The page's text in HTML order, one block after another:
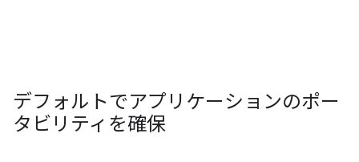
デフォルトでアプリケーションのポー
タビリティを確保